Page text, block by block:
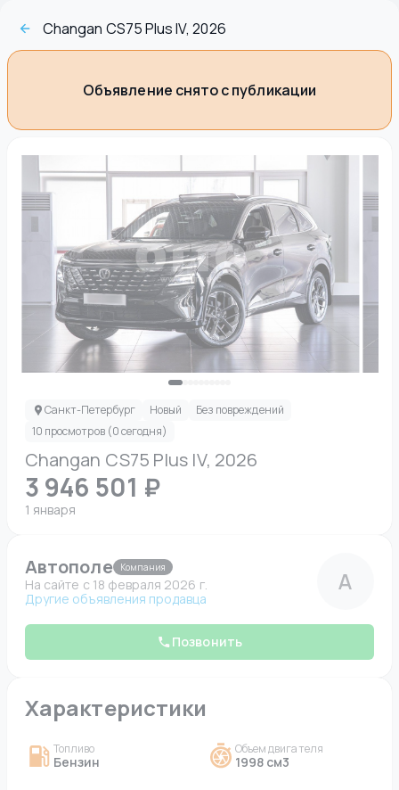
Changan CS75 Plus IV, 2026
Объявление снято с публикации
Changan CS75 Plus IV, 2026
3 946 501 ₽
1 января
Санкт-Петербург Новый
Без повреждений
10 просмотров (0 сегодня)
Автополе Компания
На сайте c 18 февраля 2026 г.
Другие объявления продавца
А
Позвонить
Характеристики
Топливо
Бензин
Объем двигателя
1998 см3